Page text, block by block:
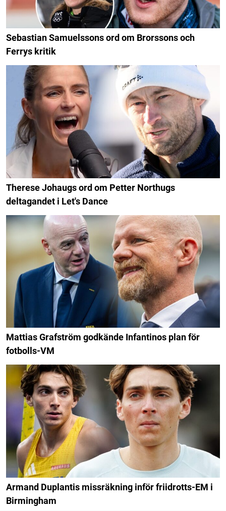
Sebastian Samuelssons ord om Brorssons och
Ferrys kritik
Therese Johaugs ord om Petter Northugs
deltagandet i Let's Dance
Mattias Grafström godkände Infantinos plan för
fotbolls-VM
Armand Duplantis missräkning inför friidrotts-EM i
Birmingham